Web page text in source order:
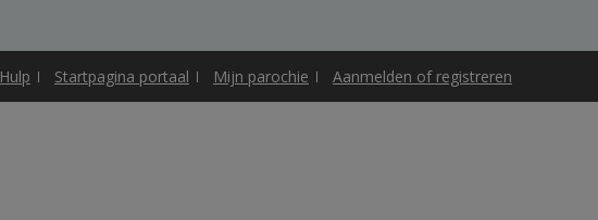
Hulp Startpagina portaal Mijn parochie Aanmelden of registreren